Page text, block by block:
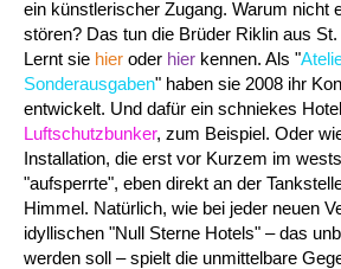
ein künstlerischer Zugang. Warum nicht
stören? Das tun die Brüder Riklin aus
Lernt sie hier oder hier kennen. Als "
Sonderausgaben" haben sie 2008 ihr
entwickelt. Und dafür ein schniekes
Luftschutzbunker, zum Beispiel. Oder
Installation, die erst vor Kurzem im
"aufsperrte", eben direkt an der
Himmel. Natürlich, wie bei jeder neuen
idyllischen "Null Sterne Hotels" – das
werden soll – spielt die unmittelbare